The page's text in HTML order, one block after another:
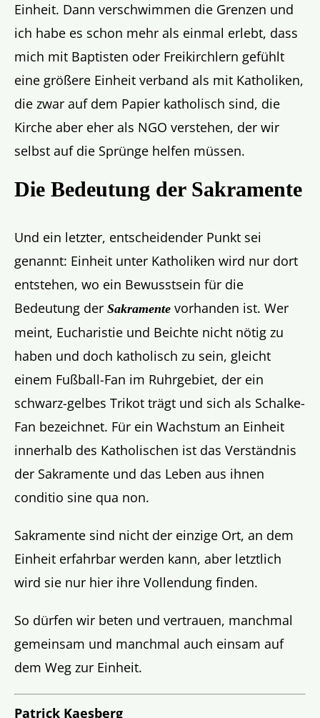
Einheit. Dann verschwimmen die Grenzen und
ich habe es schon mehr als einmal erlebt, dass
mich mit Baptisten oder Freikirchlern gefühlt
eine größere Einheit verband als mit Katholiken,
die zwar auf dem Papier katholisch sind, die
Kirche aber eher als NGO verstehen, der wir
selbst auf die Sprünge helfen müssen.
Die Bedeutung der Sakramente
Und ein letzter, entscheidender Punkt sei
genannt: Einheit unter Katholiken wird nur dort
entstehen, wo ein Bewusstsein für die
Bedeutung der Sakramente vorhanden ist. Wer
meint, Eucharistie und Beichte nicht nötig zu
haben und doch katholisch zu sein, gleicht
einem Fußball-Fan im Ruhrgebiet, der ein
schwarz-gelbes Trikot trägt und sich als Schalke-
Fan bezeichnet. Für ein Wachstum an Einheit
innerhalb des Katholischen ist das Verständnis
der Sakramente und das Leben aus ihnen
conditio sine qua non.
Sakramente sind nicht der einzige Ort, an dem
Einheit erfahrbar werden kann, aber letztlich
wird sie nur hier ihre Vollendung finden.
So dürfen wir beten und vertrauen, manchmal
gemeinsam und manchmal auch einsam auf
dem Weg zur Einheit.
Patrick Kaesberg